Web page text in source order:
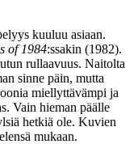
kuuluu asiaan.
of 1984:ssakin (1982).
rullaavuus. Naitolta
sinne päin, mutta
miellyttävämpi ja
Vain hieman päälle
hetkiä ole. Kuvien
mukaan.